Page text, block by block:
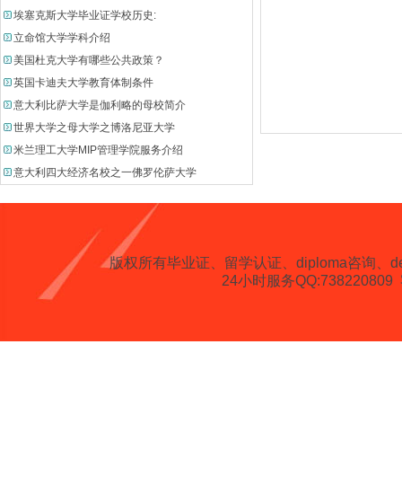
埃塞克斯大学毕业证学校历史:
立命馆大学学科介绍
美国杜克大学有哪些公共政策？
英国卡迪夫大学教育体制条件
意大利比萨大学是伽利略的母校简介
世界大学之母大学之博洛尼亚大学
米兰理工大学MIP管理学院服务介绍
意大利四大经济名校之一佛罗伦萨大学
版权所有毕业证、留学认证、diploma咨询、
24小时服务QQ:738220809